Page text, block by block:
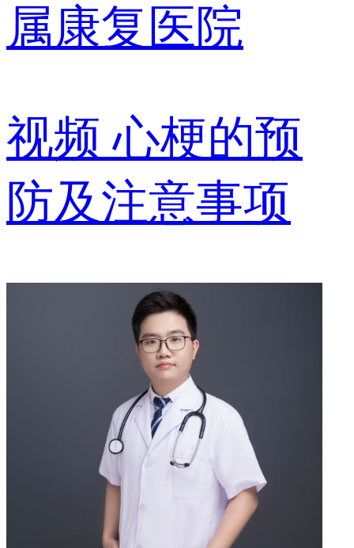
属康复医院
视频 心梗的预
防及注意事项